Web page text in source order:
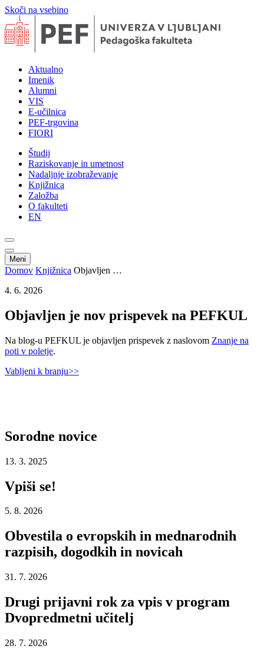
Skoči na vsebino
Aktualno
Imenik
Alumni
VIS
E-učilnica
PEF-trgovina
FIORI
Študij
Raziskovanje in umetnost
Nadaljnje izobraževanje
Knjižnica
Založba
O fakulteti
EN
Meni
Domov Knjižnica Objavljen …
4. 6. 2026
Objavljen je nov prispevek na PEFKUL
Na blog-u PEFKUL je objavljen prispevek z naslovom Znanje na
poti v poletje.
Vabljeni k branju>>
Sorodne novice
13. 3. 2025
Vpiši se!
5. 8. 2026
Obvestila o evropskih in mednarodnih
razpisih, dogodkih in novicah
31. 7. 2026
Drugi prijavni rok za vpis v program
Dvopredmetni učitelj
28. 7. 2026